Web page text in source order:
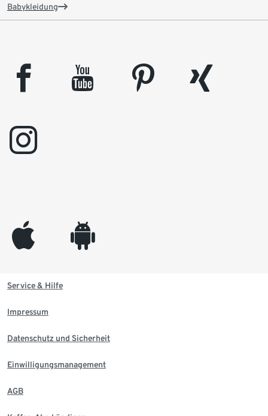
Babykleidung
facebook youtube pinterest
xing
instagram
appleinc android
Service & Hilfe
Impressum
Datenschutz und Sicherheit
Einwilligungsmanagement
AGB